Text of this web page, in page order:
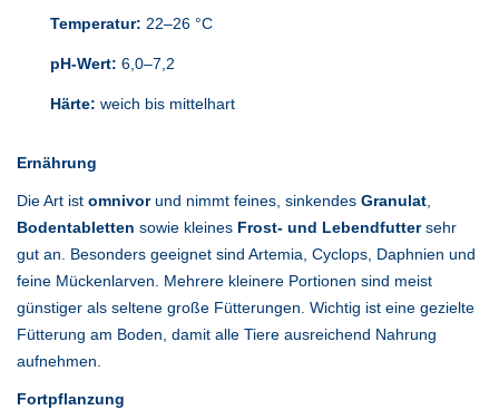
Temperatur: 22–26 °C
pH-Wert: 6,0–7,2
Härte: weich bis mittelhart
Ernährung
Die Art ist omnivorund nimmt feines, sinkendes Granulat,
Bodentabletten sowie kleines Frost- und Lebendfuttersehr
gut an. Besonders geeignet sind Artemia, Cyclops, Daphnien und
feine Mückenlarven. Mehrere kleinere Portionen sind meist
günstiger als seltene große Fütterungen. Wichtig ist eine gezielte
Fütterung am Boden, damit alle Tiere ausreichend Nahrung
aufnehmen.
Fortpflanzung